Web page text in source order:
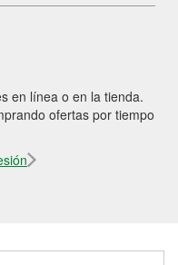
en línea o en la tienda.
ofertas por tiempo